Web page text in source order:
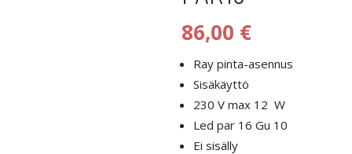
86,00 €
Ray pinta-asennus
Sisäkäyttö
230 V max 12 W
Led par 16 Gu 10
Ei sisälly